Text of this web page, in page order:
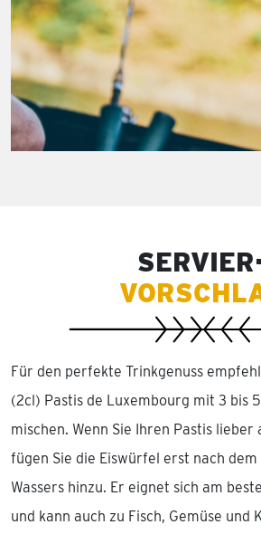
Für den perfekte Trinkgenuss
(2cl) Pastis de Luxembourg mit 3 bis
mischen. Wenn Sie Ihren Pastis lieber
fügen Sie die Eiswürfel erst nach dem
Wassers hinzu. Er eignet sich am
und kann auch zu Fisch, Gemüse und